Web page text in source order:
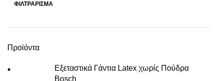
ΦΙΛΤΡΆΡΙΣΜΑ
Προϊόντα
Εξεταστικά Γάντια Latex χωρίς Πούδρα
Bosch